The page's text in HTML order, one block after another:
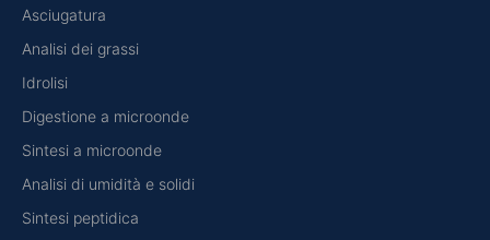
Asciugatura
Analisi dei grassi
Idrolisi
Digestione a microonde
Sintesi a microonde
Analisi di umidità e solidi
Sintesi peptidica